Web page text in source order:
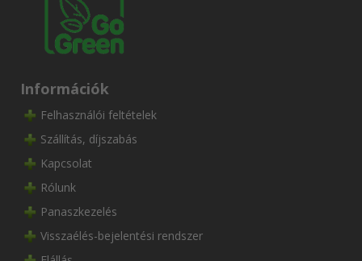
Információk
Felhasználói feltételek
Szállítás, díjszabás
Kapcsolat
Rólunk
Panaszkezelés
Visszaélés-bejelentési rendszer